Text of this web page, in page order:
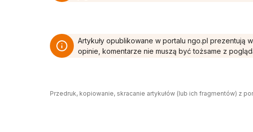
Artykuły opublikowane w portalu ngo.pl prezentują
opinie, komentarze nie muszą być tożsame z
Przedruk, kopiowanie, skracanie artykułów (lub ich fragmentów) z